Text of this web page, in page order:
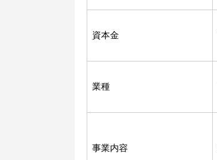
資本金
業種
事業内容